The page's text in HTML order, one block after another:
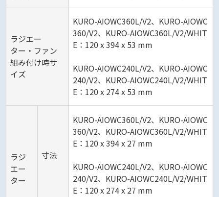
ラジエー
ター・ファン
組み付け時サ
イズ
KURO-AIOWC360L/V2、KURO-AIOWC
360/V2、KURO-AIOWC360L/V2/WHIT
E：120 x 394 x 53 mm
KURO-AIOWC240L/V2、KURO-AIOWC
240/V2、KURO-AIOWC240L/V2/WHIT
E：120 x 274 x 53 mm
ラジ
エー
ター
寸法
KURO-AIOWC360L/V2、KURO-AIOWC
360/V2、KURO-AIOWC360L/V2/WHIT
E：120 x 394 x 27 mm
KURO-AIOWC240L/V2、KURO-AIOWC
240/V2、KURO-AIOWC240L/V2/WHIT
E：120 x 274 x 27 mm